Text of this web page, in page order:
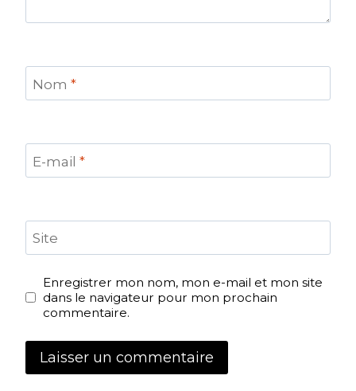
Nom *
E-mail *
Site
Enregistrer mon nom, mon e-mail et mon site
dans le navigateur pour mon prochain
commentaire.